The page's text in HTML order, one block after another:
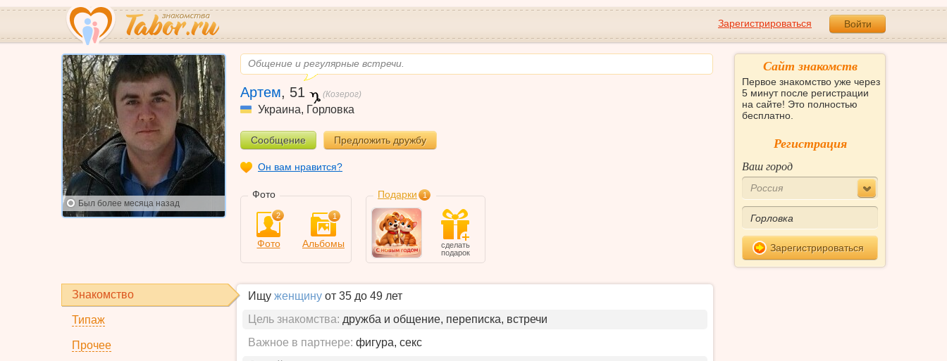
Зарегистрироваться Войти
Общение и регулярные встречи.
Был более месяца назад
Артем, 51 (Козерог)
Украина, Горловка
Сообщение Предложить дружбу
Он вам нравится?
Фото
2
Фото
1
Альбомы
Подарки 1
сделать
подарок
Знакомство
Типаж
Прочее
Ищу женщину от 35 до 49 лет
Цель знакомства: дружба и общение, переписка, встречи
Важное в партнере: фигура, секс
Сайт знакомств
Первое знакомство уже через
5 минут после регистрации
на сайте! Это полностью
бесплатно.
Регистрация
Ваш город
Россия
Зарегистрироваться